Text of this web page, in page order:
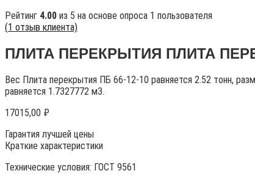
Рейтинг 4.00 из 5 на основе опроса 1 пользователя
(1 отзыв клиента)
ПЛИТА ПЕРЕКРЫТИЯ ПЛИТА
Вес Плита перекрытия ПБ 66-12-10 равняется 2.52 тонн,
равняется 1.7327772 м3.
17015,00 ₽
Гарантия лучшей цены
Краткие характеристики
Технические условия: ГОСТ 9561